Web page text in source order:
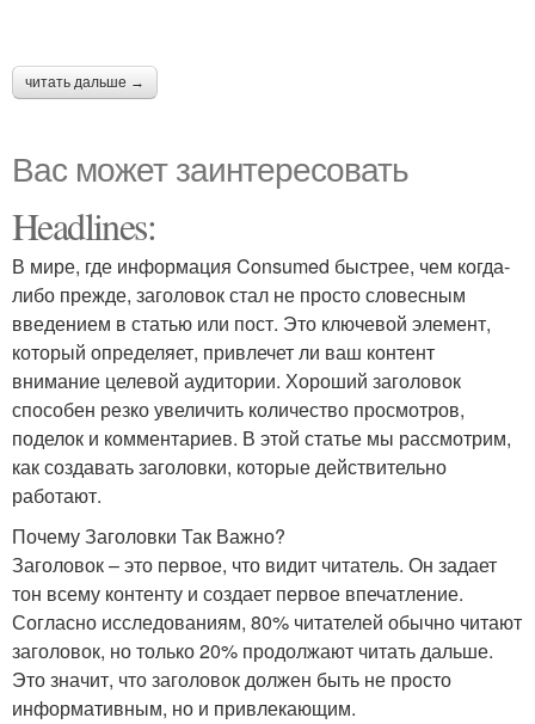
читать дальше →
Вас может заинтересовать
Headlines:
В мире, где информация Consumed быстрее, чем когда-
либо прежде, заголовок стал не просто словесным
введением в статью или пост. Это ключевой элемент,
который определяет, привлечет ли ваш контент
внимание целевой аудитории. Хороший заголовок
способен резко увеличить количество просмотров,
поделок и комментариев. В этой статье мы рассмотрим,
как создавать заголовки, которые действительно
работают.
Почему Заголовки Так Важно?
Заголовок – это первое, что видит читатель. Он задает
тон всему контенту и создает первое впечатление.
Согласно исследованиям, 80% читателей обычно читают
заголовок, но только 20% продолжают читать дальше.
Это значит, что заголовок должен быть не просто
информативным, но и привлекающим.